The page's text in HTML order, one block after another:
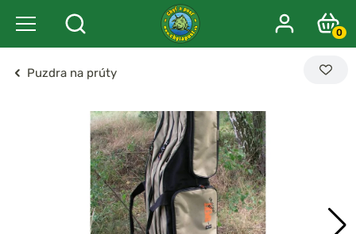
0
Puzdra na prúty